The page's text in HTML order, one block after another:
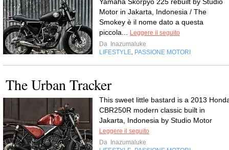
Yamaha Skorpyo 225 rebuilt by Studio
Motor in Jakarta, Indonesia / The
Smokey è il nome dato a questa
piccola... Leggere il seguito
Da
Inazumaluke
LIFESTYLE, PASSIONE MOTORI
The Urban Tracker
This sweet little bastard is a 2013
CBR250R modern classic built in
Jakarta, Indonesia by Studio Motor
Leggere il seguito
Da
Inazumaluke